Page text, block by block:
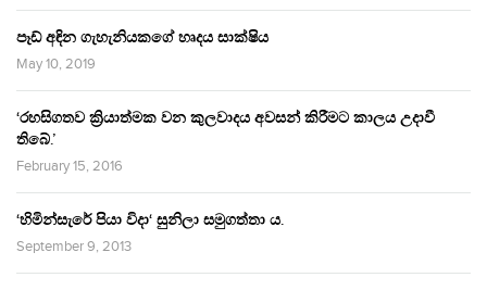
පෑඩ් අඳින ගැහැනියකගේ හෘදය සාක්ෂිය
May 10, 2019
‘රහසිගතව ක්‍රියාත්මක වන කුලවාදය අවසන් කිරීමට කාලය උදාවී
තිබේ.’
February 15, 2016
‘හිමින්සැරේ පියා විදා‘ සුනිලා සමුගත්තා ය.
September 9, 2013